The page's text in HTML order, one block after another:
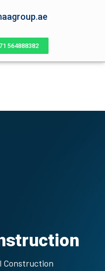
564888382
Construction